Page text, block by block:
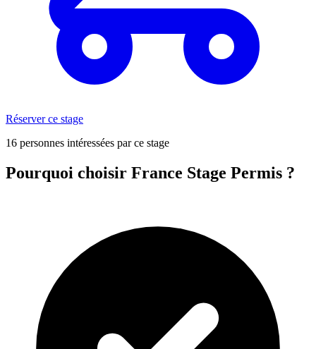
Réserver ce stage
16 personnes intéressées par ce stage
Pourquoi choisir France Stage Permis ?